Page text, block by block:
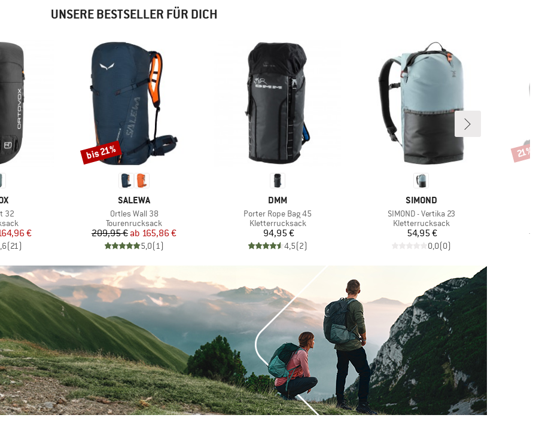
UNSERE BESTSELLER FÜR DICH
32
Preis
€
(21 )
MARKE
SALEWA
Artikel
Ortles Wall 38
Produktgruppe
Tourenrucksack
Preis
209,95 € reduzierter Preis
ab 165,86 €
5,0(1 )
Rabatt
bis 21%
MARKE
DMM
Artikel
Porter Rope Bag 45
Produktgruppe
Kletterrucksack
Preis
94,95 €
4,5(2)
MARKE
SIMOND
Artikel
SIMOND - Vertika 23
Produktgruppe
Kletterrucksack
Preis
54,95 €
0,0(0)
21%